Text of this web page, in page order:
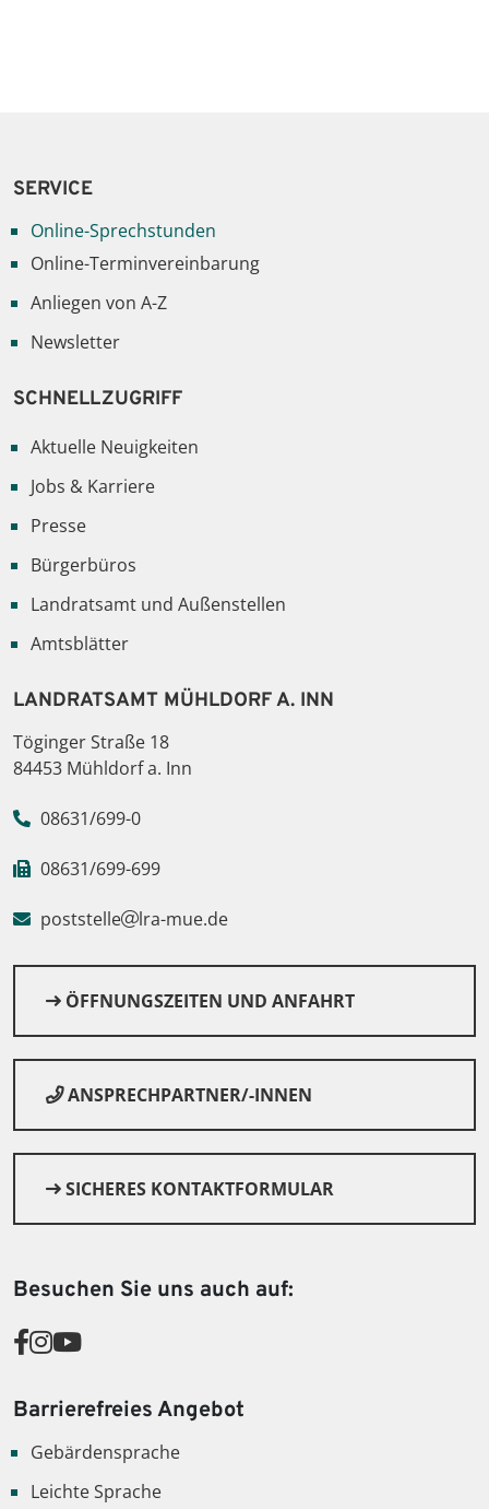
SERVICE
Online-Sprechstunden
Online-Terminvereinbarung
Anliegen von A-Z
Newsletter
SCHNELLZUGRIFF
Aktuelle Neuigkeiten
Jobs & Karriere
Presse
Bürgerbüros
Landratsamt und Außenstellen
Amtsblätter
LANDRATSAMT MÜHLDORF A. INN
Töginger Straße 18
84453 Mühldorf a. Inn
08631/699-0
08631/699-699
poststelle lra-mue.de
ÖFFNUNGSZEITEN UND ANFAHRT
ANSPRECHPARTNER/-INNEN
SICHERES KONTAKTFORMULAR
Besuchen Sie uns auch auf:
Barrierefreies Angebot
Gebärdensprache
Leichte Sprache